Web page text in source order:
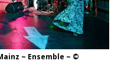
~ Ensemble ~ ©